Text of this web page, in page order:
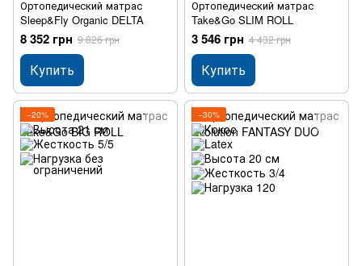
Ортопедический матрас
Sleep&Fly Organic DELTA
8 352 грн 9 826 грн
Купить
Ортопедический матрас
Take&Go SLIM ROLL
3 546 грн 4 432 грн
Купить
−20% −30%